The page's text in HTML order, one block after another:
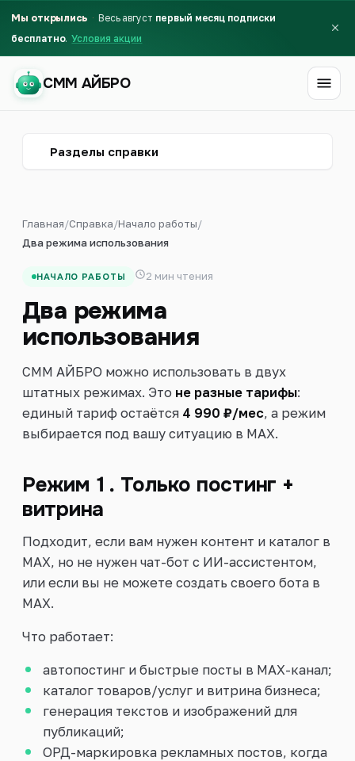
Мы открылись Весь август первый месяц подписки
бесплатно Условия акции
СММ АЙБРО
Войти
Разделы справки
Главная/Справка/Начало работы/
Два режима использования
НАЧАЛО РАБОТЫ 2 мин чтения
Два режима
использования
СММ АЙБРО можно использовать в двух
штатных режимах. Это не разные тарифы:
единый тариф остаётся 4 990 ₽/мес, а режим
выбирается под вашу ситуацию в MAX.
Режим 1. Только постинг +
витрина
Подходит, если вам нужен контент и каталог в
MAX, но не нужен чат-бот с ИИ-ассистентом,
или если вы не можете создать своего бота в
MAX.
Что работает:
автопостинг и быстрые посты в MAX-канал;
каталог товаров/услуг и витрина бизнеса;
генерация текстов и изображений для
публикаций;
ОРД-маркировка рекламных постов, когда